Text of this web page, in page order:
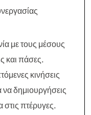
με τους μέσους
και πάσες.
κινήσεις
να δημιουργήσεις
στις πτέρυγες.